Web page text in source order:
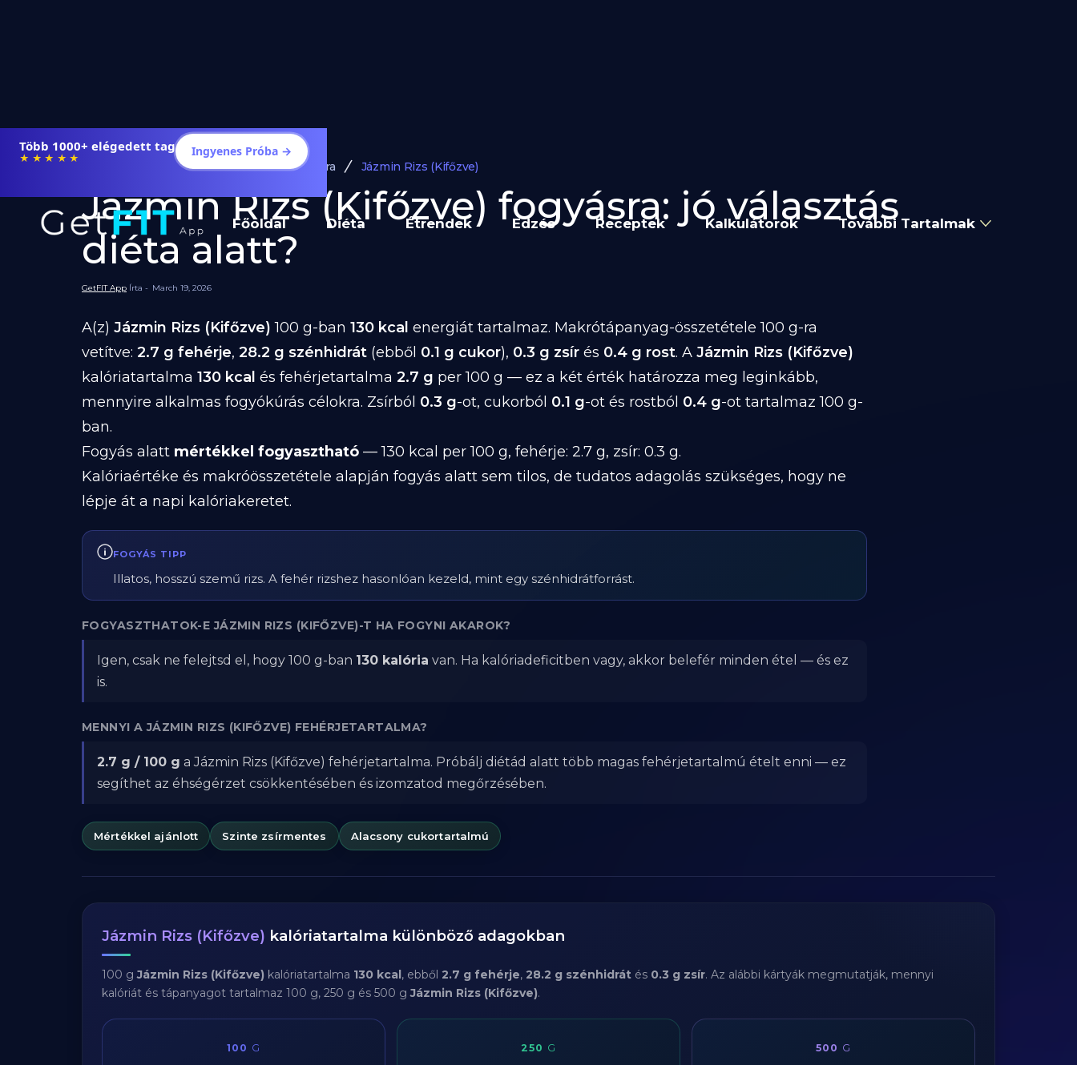
Több 1000+ elégedett tag
★★★★★ Ingyenes Próba →
Főoldal Diéta Étrendek Edzés Receptek Kalkulátorok További Tartalmak
Diéta és Étrend Ételek Fogyásra Jázmin Rizs (Kifőzve)
Jázmin Rizs (Kifőzve) fogyásra: jó választás
diéta alatt?
GetFIT App Írta - March 19, 2026
A(z) Jázmin Rizs (Kifőzve) 100 g-ban 130 kcal energiát tartalmaz. Makrótápanyag-összetétele 100 g-ra
vetítve: 2.7 g fehérje, 28.2 g szénhidrát (ebből 0.1 g cukor), 0.3 g zsír és 0.4 g rost. A Jázmin Rizs (Kifőzve)
kalóriatartalma 130 kcal és fehérjetartalma 2.7 g per 100 g — ez a két érték határozza meg leginkább,
mennyire alkalmas fogyókúrás célokra. Zsírból 0.3 g-ot, cukorból 0.1 g-ot és rostból 0.4 g-ot tartalmaz 100 g-
ban.
Fogyás alatt mértékkel fogyasztható — 130 kcal per 100 g, fehérje: 2.7 g, zsír: 0.3 g.
Kalóriaértéke és makróösszetétele alapján fogyás alatt sem tilos, de tudatos adagolás szükséges, hogy ne
lépje át a napi kalóriakeretet.
FOGYÁS TIPP
Illatos, hosszú szemű rizs. A fehér rizshez hasonlóan kezeld, mint egy szénhidrátforrást.
FOGYASZTHATOK-E JÁZMIN RIZS (KIFŐZVE)-T HA FOGYNI AKAROK?
Igen, csak ne felejtsd el, hogy 100 g-ban 130 kalória van. Ha kalóriadeficitben vagy, akkor belefér minden étel — és ez
is.
MENNYI A JÁZMIN RIZS (KIFŐZVE) FEHÉRJETARTALMA?
2.7 g / 100 g a Jázmin Rizs (Kifőzve) fehérjetartalma. Próbálj diétád alatt több magas fehérjetartalmú ételt enni — ez
segíthet az éhségérzet csökkentésében és izomzatod megőrzésében.
Mértékkel ajánlott Szinte zsírmentes Alacsony cukortartalmú
Jázmin Rizs (Kifőzve) kalóriatartalma különböző adagokban
100 gJázmin Rizs (Kifőzve) kalóriatartalma 130 kcal, ebből 2.7 g fehérje, 28.2 g szénhidrát és 0.3 g zsír. Az alábbi kártyák megmutatják, mennyi
kalóriát és tápanyagot tartalmaz 100 g, 250 g és 500 gJázmin Rizs (Kifőzve).
100 G 250 G 500 G